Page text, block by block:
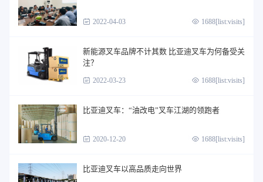
2022-04-03 1688[list:visits]
新能源叉车品牌不计其数 比亚迪叉车为何备受关
注？
2022-03-23 1688[list:visits]
比亚迪叉车：“油改电”叉车江湖的领跑者
2020-12-20 1688[list:visits]
比亚迪叉车以高品质走向世界